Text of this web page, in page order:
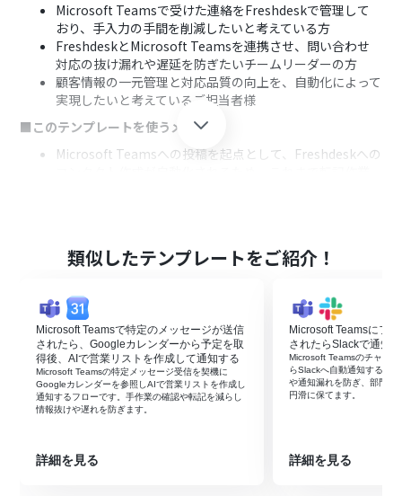
Microsoft Teamsで受けた連絡をFreshdeskで管理して
おり、手入力の手間を削減したいと考えている方
FreshdeskとMicrosoft Teamsを連携させ、問い合わせ
対応の抜け漏れや遅延を防ぎたいチームリーダーの方
顧客情報の一元管理と対応品質の向上を、自動化によって
実現したいと考えているご担当者様
■このテンプレートを使うメリット
Microsoft Teamsへの投稿を起点として、Freshdeskへの
■フローボットの流れ
はじめに、Microsoft TeamsとFreshdeskをYoomと連携
します
次に、トリガーでMicrosoft Teamsを選択し、「チャネ
ルにメッセージが送信されたら」というアクションを設定
します
次に、オペレーションでAI機能の「テキストからデータを
抽出する」アクションを設定し、Microsoft Teamsの投
成」アクションを設定し、抽出した情報をもとにコンタク
類似したテンプレートをご紹介！
Microsoft Teamsで特定のメッセージが送信
されたら、Googleカレンダーから予定を取
得後、AIで営業リストを作成して通知する
Microsoft Teamsの特定メッセージ受信を契機に
Googleカレンダーを参照しAIで営業リストを作成し
通知するフローです。手作業の確認や転記を減らし
情報抜けや遅れを防ぎます。
詳細を見る
Microsoft Teamsにフ
されたらSlackで通知
Microsoft Teamsのチャネ
らSlackへ自動通知するフ
や通知漏れを防ぎ、部門間
円滑に保てます。
詳細を見る